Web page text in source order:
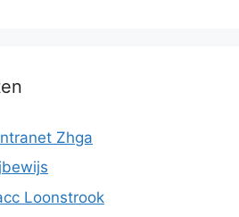
Zhga
Loonstrook